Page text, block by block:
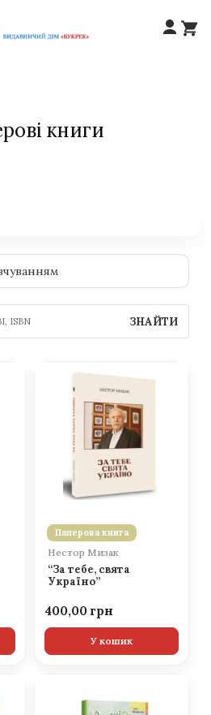
книги
ЗНАЙТИ
Паперова книга
Нестор Мизак
“За тебе, свята
Україно”
400,00
У кошик